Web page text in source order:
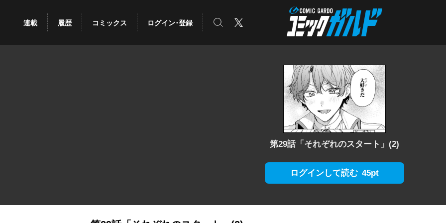
コミックガルド
連載 履歴 コミックス ログイン･登録 検索 X
第29話「それぞれのスタート」(2)
ログインして読む 45pt